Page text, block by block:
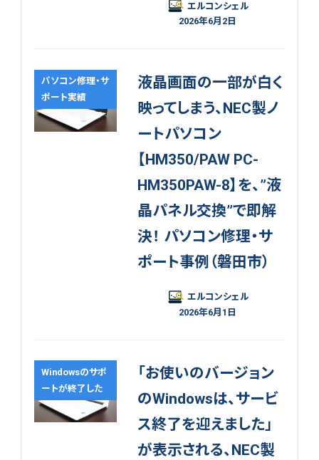
エルコンシェル
2026年6月2日
パソコン修理・サ
ポート実績
液晶画面の一部が白く
映ってしまう、NEC製ノ
ートパソコン
【HM350/PAW PC-
HM350PAW-8】を、”液
晶パネル交換”で即解
決！ パソコン修理・サ
ポート事例（磐田市）
エルコンシェル
2026年6月1日
Windowsのサポ
ートが終了した
「お使いのバージョン
のWindowsは、サービ
ス終了を迎えました」
が表示される、NEC製